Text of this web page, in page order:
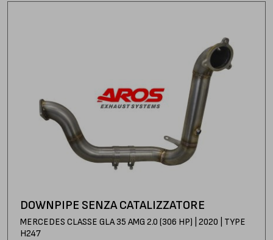
DOWNPIPE SENZA CATALIZZATORE
MERCEDES CLASSE GLA 35 AMG 2.0 (306 HP) | 2020 | TYPE
H247